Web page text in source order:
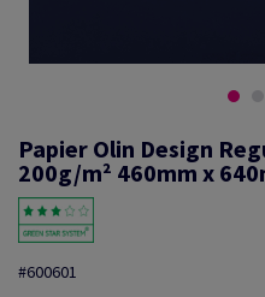
Papier Olin Design
200g/m² 460mm x
#600601